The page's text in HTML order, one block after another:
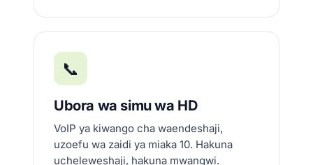
📞
Ubora wa simu wa HD
VoIP ya kiwango cha waendeshaji,
uzoefu wa zaidi ya miaka 10. Hakuna
ucheleweshaji, hakuna mwangwi.